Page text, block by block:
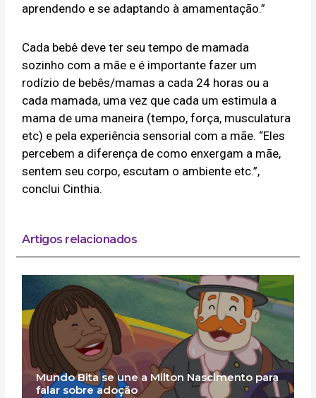
aprendendo e se adaptando à amamentação.”
Cada bebê deve ter seu tempo de mamada
sozinho com a mãe e é importante fazer um
rodízio de bebês/mamas a cada 24 horas ou a
cada mamada, uma vez que cada um estimula a
mama de uma maneira (tempo, força, musculatura
etc) e pela experiência sensorial com a mãe. “Eles
percebem a diferença de como enxergam a mãe,
sentem seu corpo, escutam o ambiente etc.”,
conclui Cinthia.
Artigos relacionados
Mundo Bita se une a Milton Nascimento para
falar sobre adoção